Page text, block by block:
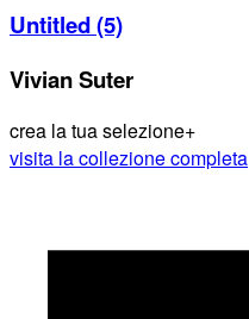
Untitled (5)
Vivian Suter
crea la tua selezione+
visita la collezione completa